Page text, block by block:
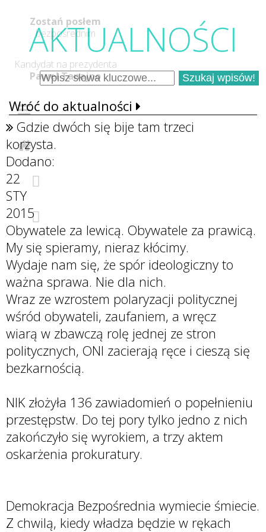
AKTUALNOŚCI
Wróć do aktualności
Gdzie dwóch się bije tam trzeci
korzysta.
Dodano:
22
STY
2015
Obywatele za lewicą. Obywatele za prawicą.
My się spieramy, nieraz kłócimy.
Wydaje nam się, że spór ideologiczny to
ważna sprawa. Nie dla nich.
Wraz ze wzrostem polaryzacji politycznej
wśród obywateli, zaufaniem, a wręcz
wiarą w zbawczą rolę jednej ze stron
politycznych, ONI zacierają ręce i cieszą się
bezkarnością.
NIK złożyła 136 zawiadomień o popełnieniu
przestępstw. Do tej pory tylko jedno z nich
zakończyło się wyrokiem, a trzy aktem
oskarżenia prokuratury.
Demokracja Bezpośrednia wymiecie śmiecie.
Z chwilą, kiedy władza będzie w rękach
Zostań posłem
bezpośrednim
Kandydat na prezydenta
Paweł Tanajno